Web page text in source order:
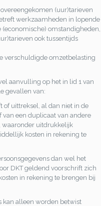
(uur)tarieven
werkzaamheden in lopende
(economische) omstandigheden,
ook tussentijds
verschuldigde omzetbelasting
aanvulling op het in lid 1 van
gevallen van:
of uittreksel, al dan niet in de
van een duplicaat van andere
waaronder uitdrukkelijk
kosten in rekening te
dan wel het
DKT geldend voorschrift zich
in rekening te brengen bij
kan alleen worden betwist